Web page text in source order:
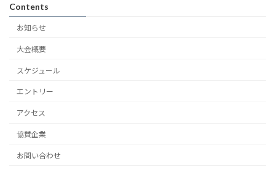
Contents
お知らせ
大会概要
スケジュール
エントリー
アクセス
協賛企業
お問い合わせ